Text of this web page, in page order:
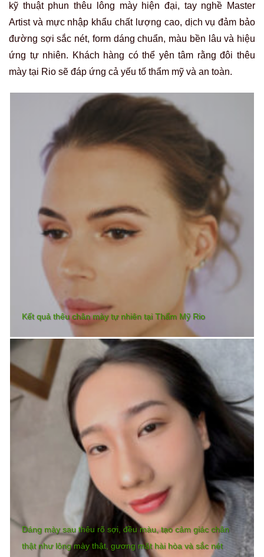
kỹ thuật phun thêu lông mày hiện đại, tay nghề Master
Artist và mực nhập khẩu chất lượng cao, dịch vụ đảm bảo
đường sợi sắc nét, form dáng chuẩn, màu bền lâu và hiệu
ứng tự nhiên. Khách hàng có thể yên tâm rằng đôi thêu
mày tại Rio sẽ đáp ứng cả yếu tố thẩm mỹ và an toàn.
Kết quả thêu chân mày tự nhiên tại Thẩm Mỹ Rio
Dáng mày sau thêu rõ sợi, đều màu, tạo cảm giác chân
thật như lông mày thật, gương mặt hài hòa và sắc nét